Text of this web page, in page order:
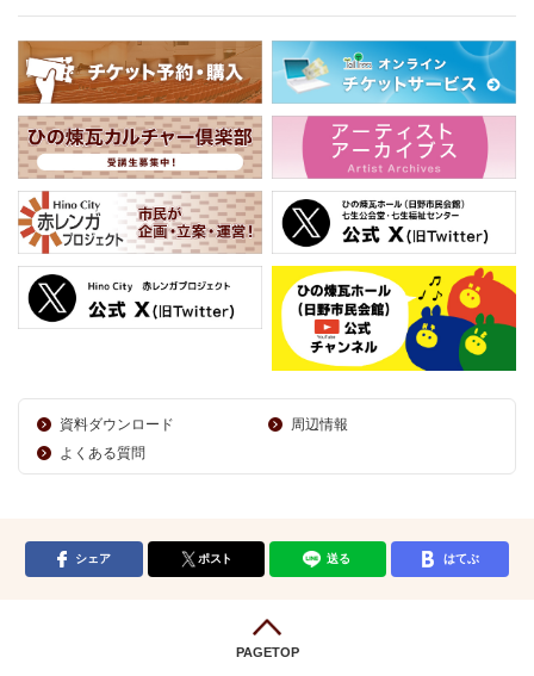
資料ダウンロード
周辺情報
よくある質問
シェア ポスト 送る はてぶ
PAGETOP